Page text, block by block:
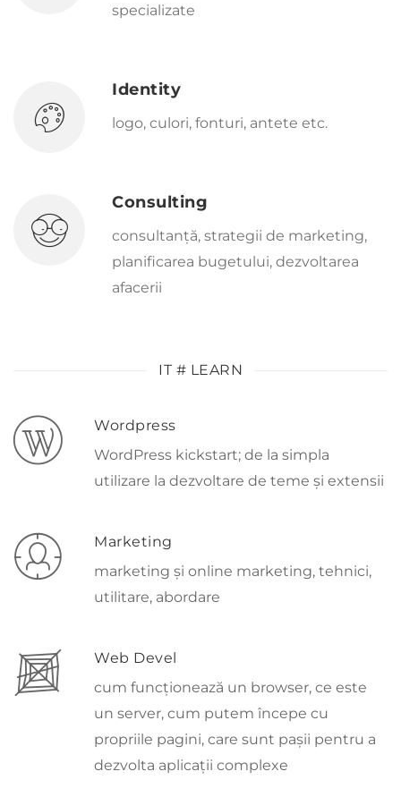
specializate
Identity
logo, culori, fonturi, antete etc.
Consulting
consultanță, strategii de marketing,
planificarea bugetului, dezvoltarea
afacerii
IT # LEARN
Wordpress
WordPress kickstart; de la simpla
utilizare la dezvoltare de teme și extensii
Marketing
marketing și online marketing, tehnici,
utilitare, abordare
Web Devel
cum funcționează un browser, ce este
un server, cum putem începe cu
propriile pagini, care sunt pașii pentru a
dezvolta aplicații complexe